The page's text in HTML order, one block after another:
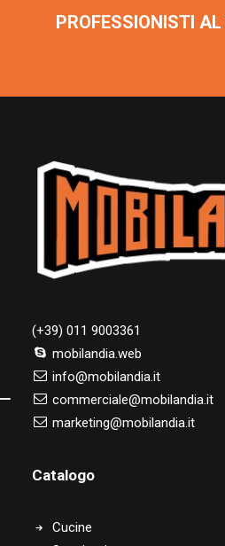
PROFESSIONISTI
(+39) 011 9003361
mobilandia.web
info@mobilandia.it
commerciale@mobilandia.it
marketing@mobilandia.it
Catalogo
Cucine